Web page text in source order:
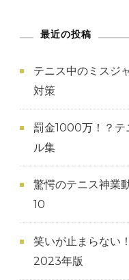
最近の投稿
テニス中のミスジ
対策
罰金1000万！？テ
ル集
驚愕のテニス神業
10
笑いが止まらない
2023年版